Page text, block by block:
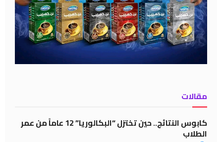
مقالات
كابوس النتائج.. حين تختزل “البكالوريا” 12 عاماً من عمر
الطلاب